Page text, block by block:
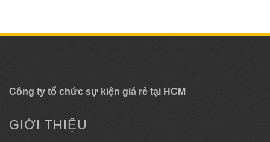
Công ty tổ chức sự kiện giá rẻ tại HCM
GIỚI THIỆU